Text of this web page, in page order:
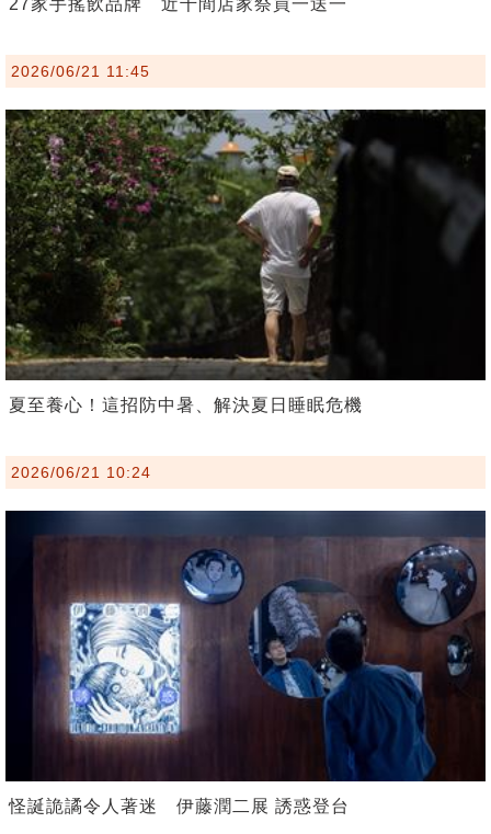
27家手搖飲品牌 近千間店家祭買一送一
2026/06/21 11:45
夏至養心！這招防中暑、解決夏日睡眠危機
2026/06/21 10:24
怪誕詭譎令人著迷 伊藤潤二展 誘惑登台